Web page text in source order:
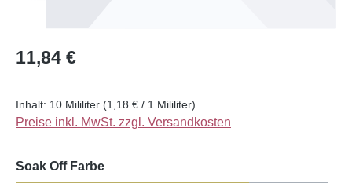
Regulärer Preis:
11,84 €
Inhalt: 10 Mililiter (1,18 € / 1 Mililiter)
Preise inkl. MwSt. zzgl. Versandkosten
Soak Off Farbeauswählen